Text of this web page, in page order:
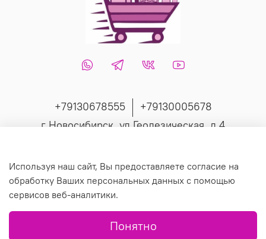
+79130678555
+79130005678
г Новосибирск, ул Геодезическая, д 4
© 2019 Любое использование контента без письменного
разрешения запрещено.
Используя наш сайт, Вы предоставляете согласие на
обработку Ваших персональных данных с помощью
сервисов веб-аналитики.
Понятно